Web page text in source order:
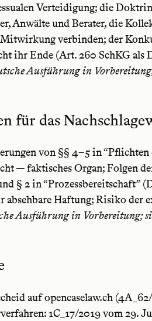
Verteidigung; die
Anwälte und Berater, die
verbinden; der
ihr Ende (Art. 260 SchKG als
Ausführung in
für das
von §§ 4–5 in “Pflichten
— faktisches Organ; Folgen
§ 2 in “Prozessbereitschaft”
absehbare Haftung; Risiko der
Ausführung in Vorbereitung;
auf opencaselaw.ch
1C_17/2019 vom 29.